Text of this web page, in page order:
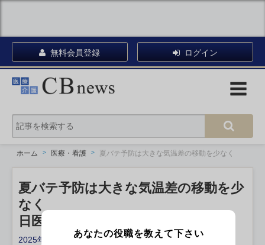
無料会員登録 ログイン
ホーム 医療・看護 夏バテ予防は大きな気温差の移動を少なく
夏バテ予防は大きな気温差の移動を少
なく
日医、メカニズムと予防法を紹介
2025年07月22日 15:30
あなたの役職を教えて下さい